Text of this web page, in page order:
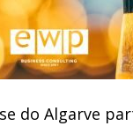
do Algarve